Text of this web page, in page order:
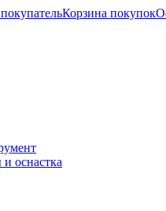
Корзина покупок
оснастка